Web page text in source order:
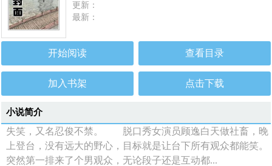
更新：
最新：
开始阅读 查看目录
加入书架 点击下载
小说简介
失笑，又名忍俊不禁。 脱口秀女演员顾逸白天做社畜，晚
上登台，没有远大的野心，目标就是让台下所有观众都能笑。
突然第一排来了个男观众，无论段子还是互动都...